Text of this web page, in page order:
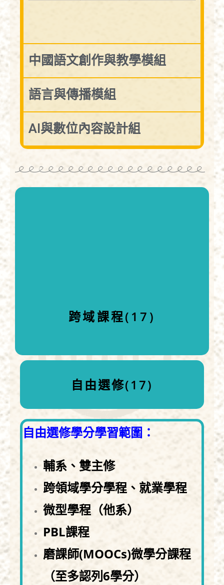
中國語文創作與教學模組
語言與傳播模組
AI與數位內容設計組
跨域課程(17)
自由選修(17)
自由選修學分學習範圍：
輔系、雙主修
跨領域學分學程、就業學程
微型學程（他系）
PBL課程
磨課師(MOOCs)微學分課程
（至多認列6學分）